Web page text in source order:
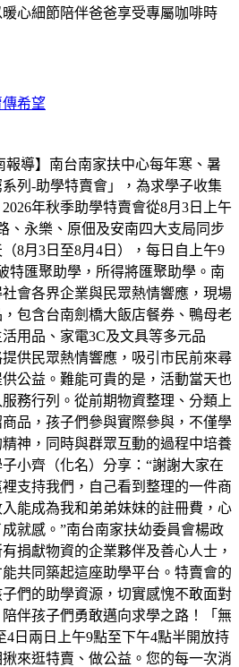
心細節陪伴爸爸享受專屬咖啡時
希望
報導】南台南家扶中心每年寒、暑
列-助學特賣會」，為求學子收集
年秋季助學特賣會從8月3日上午
、永樂、原佃及安南四大支局同步
8月3日至8月4日），每日自上午9
特匯聚助學，所得將匯聚助學。南
會各界企業與民眾熱情響應，現場
包含台南劍橋大飯店餐券、鴨母老
用品、家電3C及文具等多元品
供民眾熱情響應，吸引市民前來尋
公益。難能可貴的是，活動當天也
務行列。從前期物資整理、分類上
品，孩子們參與實際參與，不僅學
神，同時與群眾互動的過程中培養
小齊（化名）分享：“謝謝大家在
支持我們，自己看到整理的一件商
能成為我和弟弟妹妹的註冊費，心
就感。”南台南家扶幼委員會楊政
捐獻物資的企業夥伴及善心人士，
共同築起這座助學平台。特賣會的
們的助學資源，切實感愧不敢面對
伴孩子們勇敢邁向求學之路！「無
4日兩日上午9點至下午4點半開放持
來逛特賣、做公益。您的每一次消